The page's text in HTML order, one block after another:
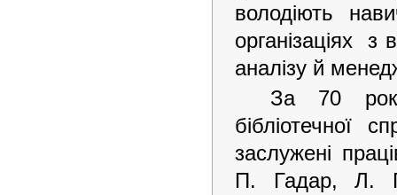
володіють
організаціях з
аналізу й
За 70
бібліотечної
заслужені
П. Гадар, Л.